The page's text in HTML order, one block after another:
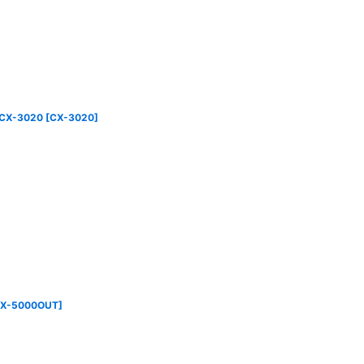
CX-3020 [CX-3020]
5000OUT]